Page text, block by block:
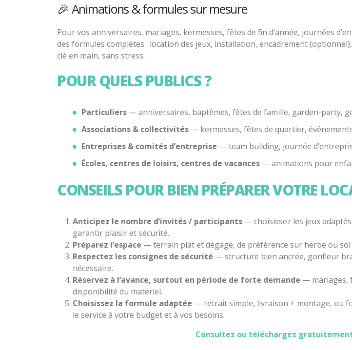
🎉 Animations & formules sur mesure
Pour vos anniversaires, mariages, kermesses, fêtes de fin d’année, journées
des formules complètes : location des jeux, installation, encadrement
clé en main, sans stress.
POUR QUELS PUBLICS ?
Particuliers — anniversaires, baptêmes, fêtes de famille, garden-party,
Associations & collectivités — kermesses, fêtes de quartier,
Entreprises & comités d’entreprise — team building, journée
Écoles, centres de loisirs, centres de vacances — animations pour
CONSEILS POUR BIEN PRÉPARER VOTRE
Anticipez le nombre d’invités / participants — choisissez les jeux
garantir plaisir et sécurité.
Préparez l’espace — terrain plat et dégagé, de préférence sur herbe ou
Respectez les consignes de sécurité — structure bien ancrée, gonfleur
nécessaire.
Réservez à l’avance, surtout en période de forte demande — mariages,
disponibilité du matériel.
Choisissez la formule adaptée — retrait simple, livraison + montage, ou
le service à votre budget et à vos besoins.
Consultez ou téléchargez gratuitement